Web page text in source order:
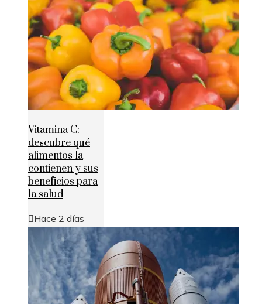
Vitamina C:
descubre qué
alimentos la
contienen y sus
beneficios para
la salud
Hace 2 días